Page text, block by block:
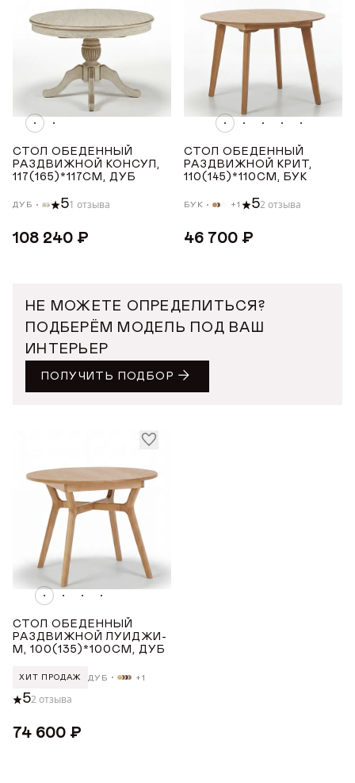
ВЫСОТА ТОВАРА (СМ)
до
СТОЛ ОБЕДЕННЫЙ
РАЗДВИЖНОЙ КОНСУЛ,
117(165)*117СМ, ДУБ
ДУБ 51 отзыва
108 240 ₽
СТОЛ ОБЕДЕННЫЙ
РАЗДВИЖНОЙ КРИТ,
110(145)*110СМ, БУК
БУК +1 52 отзыва
46 700 ₽
НЕ МОЖЕТЕ ОПРЕДЕЛИТЬСЯ?
ПОДБЕРЁМ МОДЕЛЬ ПОД ВАШ
ИНТЕРЬЕР
ПОЛУЧИТЬ ПОДБОР
СТОЛ ОБЕДЕННЫЙ
РАЗДВИЖНОЙ ЛУИДЖИ-
М, 100(135)*100СМ, ДУБ
ХИТ ПРОДАЖ ДУБ +1
52 отзыва
74 600 ₽
АВТОРИЗАЦИЯ/
РЕГИСТРАЦИЯ
по номеру телефона
ДОБРО ПОЖАЛОВАТЬ
Имя*
Почта*
КУПИТЬ В ОДИН КЛИК
ОБЕДЕННЫЕ ГРУППЫ С КРУГЛЫМ СТОЛОМ